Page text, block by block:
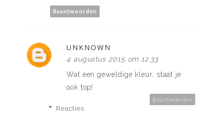
Beantwoorden
UNKNOWN
4 augustus 2015 om 12:33
Wat een geweldige kleur, staat je
ook top!
Beantwoorden
Reacties